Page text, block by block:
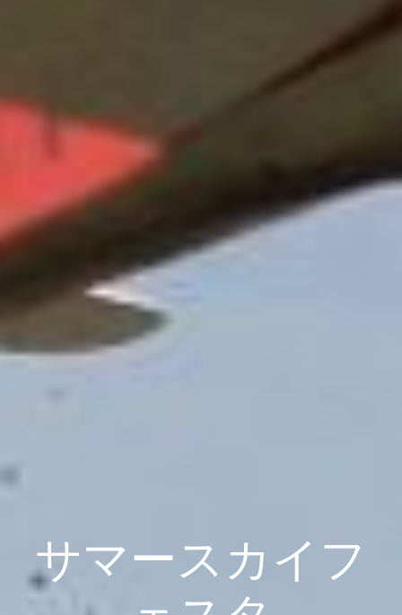
サマースカイフ